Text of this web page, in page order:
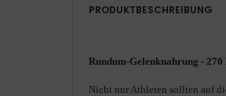
PRODUKTBESCHREIBUNG
Rundum-Gelenknahrung - 270
Nicht nur Athleten sollten auf